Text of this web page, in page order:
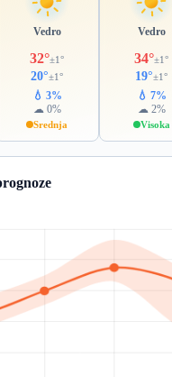
Vedro
32°±1°
20°±1°
💧 3%
☁ 0%
Srednja
Vedro
34°±1°
19°±1°
💧 7%
☁ 2%
Visoka